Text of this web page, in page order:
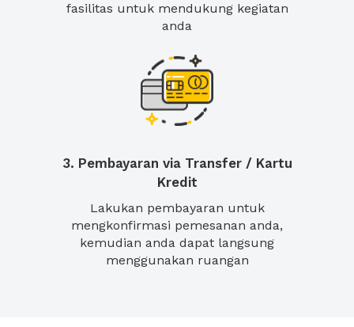
fasilitas untuk mendukung kegiatan
anda
3. Pembayaran via Transfer / Kartu
Kredit
Lakukan pembayaran untuk
mengkonfirmasi pemesanan anda,
kemudian anda dapat langsung
menggunakan ruangan